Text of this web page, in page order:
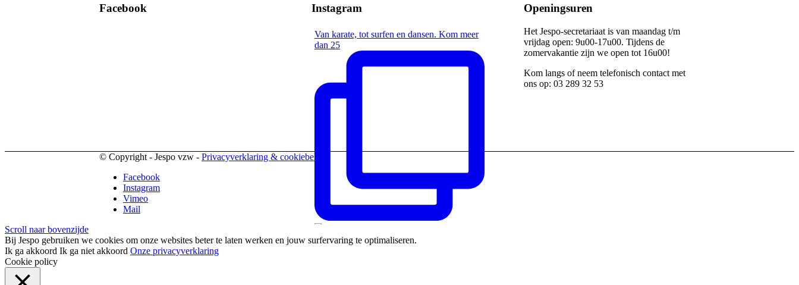
Facebook Instagram
Van karate, tot surfen en dansen. Kom meer
dan 25
Openingsuren
Het Jespo-secretariaat is van maandag t/m
vrijdag open: 9u00-17u00. Tijdens de
zomervakantie zijn we open tot 16u00!
Kom langs of neem telefonisch contact met
ons op: 03 289 32 53
© Copyright - Jespo vzw - Privacyverklaring & cookiebeleid
Facebook
Instagram
Vimeo
Mail
Scroll naar bovenzijde
Bij Jespo gebruiken we cookies om onze websites beter te laten werken en jouw surfervaring te optimaliseren.
Ik ga akkoord Ik ga niet akkoord Onze privacyverklaring
Cookie policy